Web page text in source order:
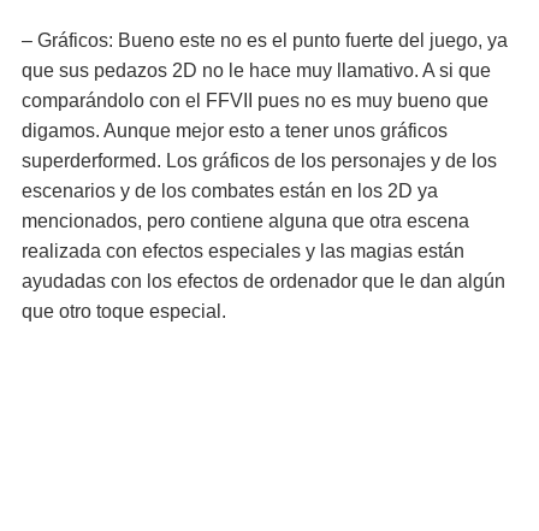
– Gráficos: Bueno este no es el punto fuerte del juego, ya
que sus pedazos 2D no le hace muy llamativo. A si que
comparándolo con el FFVII pues no es muy bueno que
digamos. Aunque mejor esto a tener unos gráficos
superderformed. Los gráficos de los personajes y de los
escenarios y de los combates están en los 2D ya
mencionados, pero contiene alguna que otra escena
realizada con efectos especiales y las magias están
ayudadas con los efectos de ordenador que le dan algún
que otro toque especial.